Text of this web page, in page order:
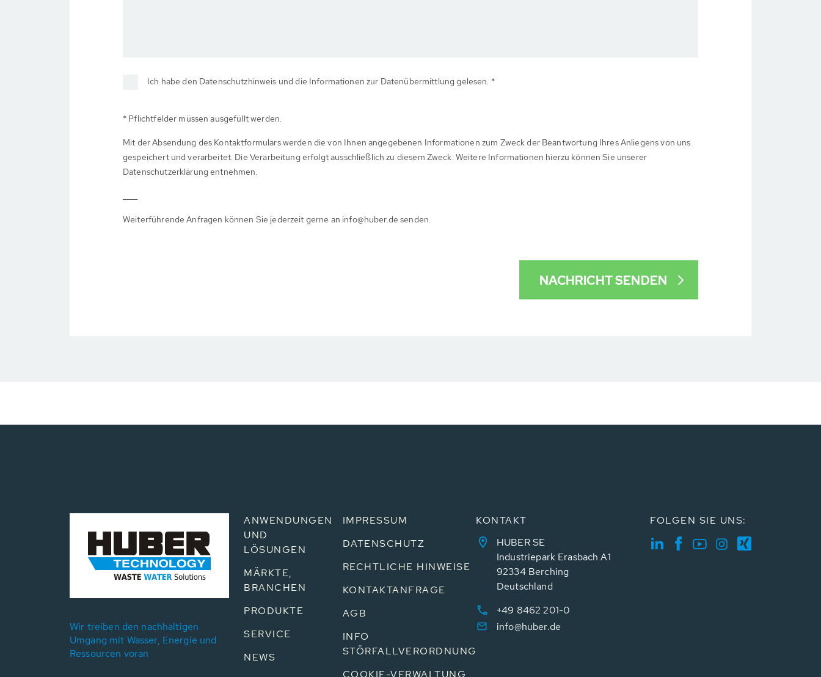
Ich habe den Datenschutzhinweis und die Informationen zur Datenübermittlung gelesen. *
* Pflichtfelder müssen ausgefüllt werden.
Mit der Absendung des Kontaktformulars werden die von Ihnen angegebenen Informationen zum Zweck der Beantwortung Ihres Anliegens von uns
gespeichert und verarbeitet. Die Verarbeitung erfolgt ausschließlich zu diesem Zweck. Weitere Informationen hierzu können Sie unserer
Datenschutzerklärung entnehmen.
Weiterführende Anfragen können Sie jederzeit gerne an info@huber.de senden.
NACHRICHT SENDEN
Wir treiben den nachhaltigen
Umgang mit Wasser, Energie und
Ressourcen voran
ANWENDUNGEN
UND
LÖSUNGEN
MÄRKTE,
BRANCHEN
PRODUKTE
SERVICE
NEWS
IMPRESSUM
DATENSCHUTZ
RECHTLICHE HINWEISE
KONTAKTANFRAGE
AGB
INFO
STÖRFALLVERORDNUNG
COOKIE-VERWALTUNG
KONTAKT
HUBER SE
Industriepark Erasbach A1
92334 Berching
Deutschland
+49 8462 201-0
info@huber.de
FOLGEN SIE UNS: